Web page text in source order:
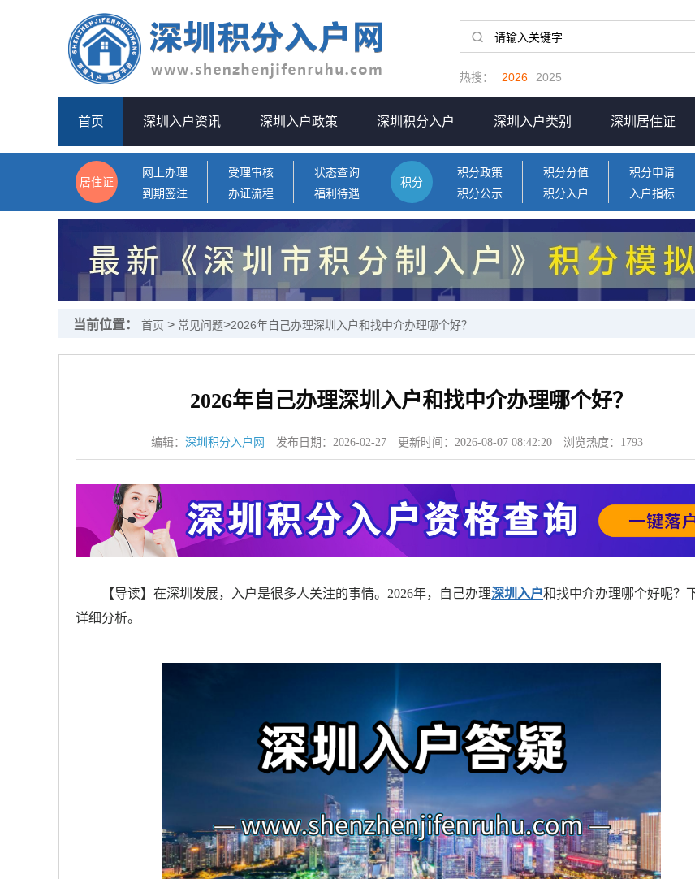
热搜： 2026 2025
首页 深圳入户资讯 深圳入户政策 深圳积分入户 深圳入户类别 深圳居住证
居住证
网上办理 受理审核
状态查询
到期签注
办证流程 福利待遇
积分
积分政策 积分分值
积分申请
积分公示
积分入户 入户指标
当前位置： 首页 > 常见问题>2026年自己办理深圳入户和找中介办理哪个好？
2026年自己办理深圳入户和找中介办理哪个好？
编辑： 深圳积分入户网 发布日期：2026-02-27 更新时间： 2026-08-07 08:42:20 浏览热度： 1793
【导读】在深圳发展，入户是很多人关注的事情。2026年，自己办理深圳入户和找中介办理哪个好呢？
详细分析。